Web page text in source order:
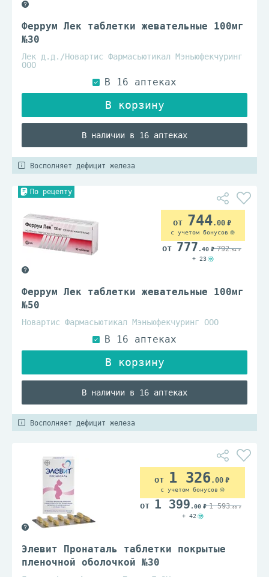
Феррум Лек таблетки жевательные 100мг
№30
Лек д.д./Новартис Фармасьютикал Мэньюфекчуринг
ООО
В наличии в 16 аптеках
Восполняет дефицит железа
По рецепту
Феррум Лек таблетки жевательные 100мг
№50
Новартис Фармасьютикал Мэньюфекчуринг ООО
В наличии в 16 аптеках
744.00
с учетом бонусов
777 .40 792.54
+ 23
Восполняет дефицит железа
Элевит Пронаталь таблетки покрытые
пленочной оболочкой №30
1 326.00
с учетом бонусов
1 399 .00 1 593.00
+ 42